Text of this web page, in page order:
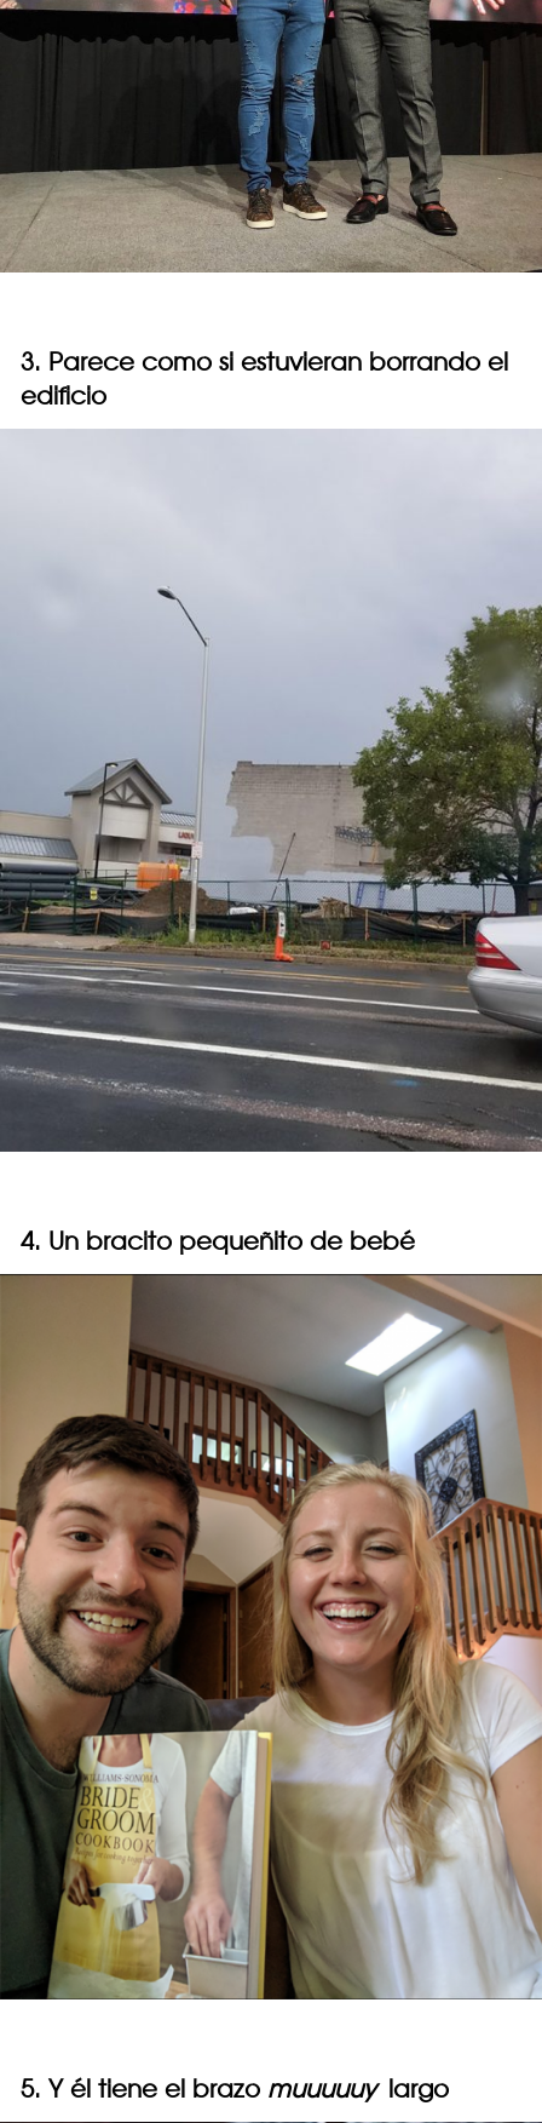
3. Parece como si estuvieran borrando el
edificio
4. Un bracito pequeñito de bebé
5. Y él tiene el brazo muuuuuylargo